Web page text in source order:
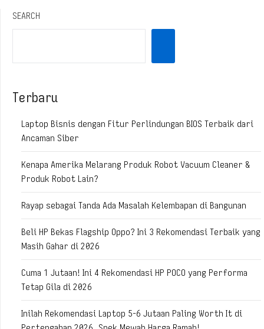
SEARCH
Terbaru
Laptop Bisnis dengan Fitur Perlindungan BIOS Terbaik dari
Ancaman Siber
Kenapa Amerika Melarang Produk Robot Vacuum Cleaner &
Produk Robot Lain?
Rayap sebagai Tanda Ada Masalah Kelembapan di Bangunan
Beli HP Bekas Flagship Oppo? Ini 3 Rekomendasi Terbaik yang
Masih Gahar di 2026
Cuma 1 Jutaan! Ini 4 Rekomendasi HP POCO yang Performa
Tetap Gila di 2026
Inilah Rekomendasi Laptop 5-6 Jutaan Paling Worth It di